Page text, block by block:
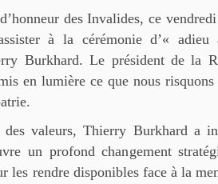
des Invalides, ce
à la cérémonie d’«
Burkhard. Le président de la
en lumière ce que nous
des valeurs, Thierry Burkhard a
un profond changement
les rendre disponibles face à la